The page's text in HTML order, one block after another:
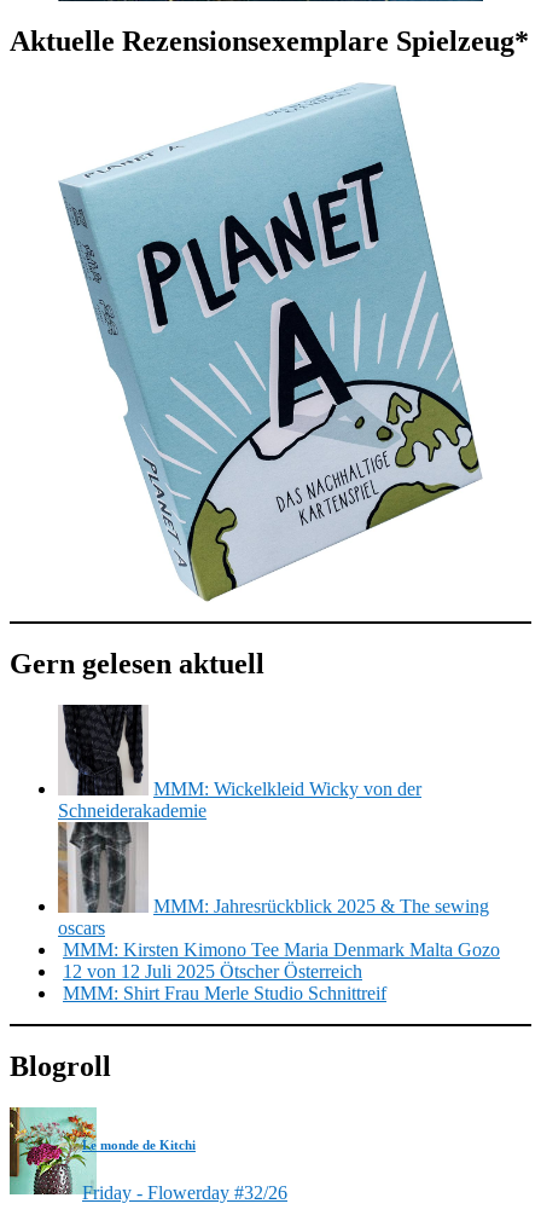
Aktuelle Rezensionsexemplare Spielzeug*
Gern gelesen aktuell
MMM: Wickelkleid Wicky von der
Schneiderakademie
MMM: Jahresrückblick 2025 & The sewing
oscars
MMM: Kirsten Kimono Tee Maria Denmark Malta Gozo
12 von 12 Juli 2025 Ötscher Österreich
MMM: Shirt Frau Merle Studio Schnittreif
Blogroll
Le monde de Kitchi
Friday - Flowerday #32/26